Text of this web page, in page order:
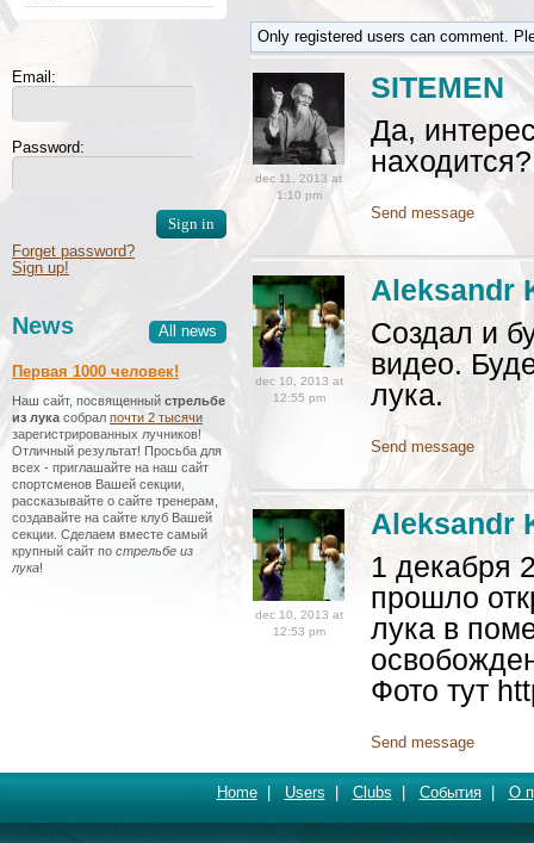
Email:
Password:
Forget password?
Sign up!
All news
News
Первая 1000 человек!
Наш сайт, посвященный стрельбе
из лука собрал почти 2 тысячи
зарегистрированных лучников!
Отличный результат! Просьба для
всех - приглашайте на наш сайт
спортсменов Вашей секции,
рассказывайте о сайте тренерам,
создавайте на сайте клуб Вашей
секции. Сделаем вместе самый
крупный сайт по стрельбе из
лука!
Only registered users can comment.
dec 11, 2013 at
1:10 pm
SITEMEN
Да,
находится?
Send message
dec 10, 2013 at
12:55 pm
Aleksandr
Создал и
видео.
лука.
Send message
dec 10, 2013 at
12:53 pm
Aleksandr
1 декабря
прошло
лука в
Фото тут
Send message
Home| Users Clubs События| О